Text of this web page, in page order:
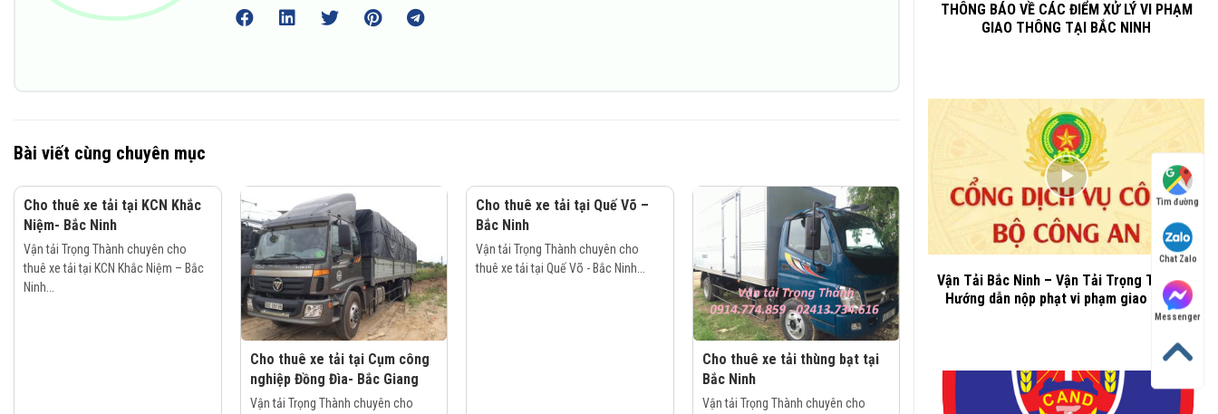
Bài viết cùng chuyên mục
Cho thuê xe tải tại KCN Khắc
Niệm- Bắc Ninh
Vận tải Trọng Thành chuyên cho
thuê xe tải tại KCN Khắc Niệm – Bắc
Ninh...
Cho thuê xe tải tại Cụm công
nghiệp Đồng Đìa- Bắc Giang
Vận tải Trọng Thành chuyên cho
Cho thuê xe tải tại Quế Võ –
Bắc Ninh
Vận tải Trọng Thành chuyên cho
thuê xe tải tại Quế Võ - Bắc Ninh...
Cho thuê xe tải thùng bạt tại
Bắc Ninh
Vận tải Trọng Thành chuyên cho
THÔNG BÁO VỀ CÁC ĐIỂM XỬ LÝ VI PHẠM
GIAO THÔNG TẠI BẮC NINH
Vận Tải Bắc Ninh – Vận Tải Trọng Thành –
Hướng dẫn nộp phạt vi phạm giao thông
Tìm đường
Chat Zalo
Messenger